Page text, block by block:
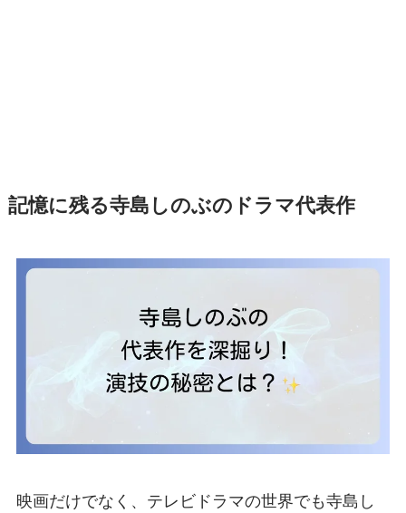
記憶に残る寺島しのぶのドラマ代表作
映画だけでなく、テレビドラマの世界でも寺島し